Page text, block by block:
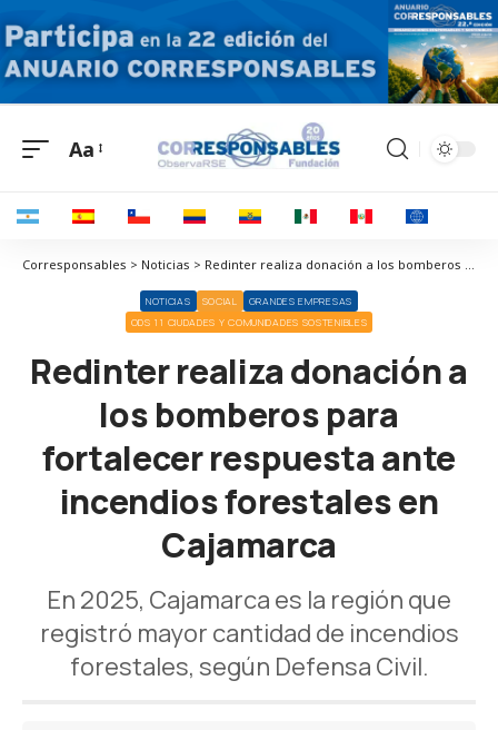
Aa
Corresponsables > Noticias > Redinter realiza donación a los bomberos para fortalecer respuesta ante incendios forestales en Cajamarca
NOTICIAS SOCIAL
GRANDES EMPRESAS
ODS 11 CIUDADES Y COMUNIDADES SOSTENIBLES
Redinter realiza donación a
los bomberos para
fortalecer respuesta ante
incendios forestales en
Cajamarca
En 2025, Cajamarca es la región que
registró mayor cantidad de incendios
forestales, según Defensa Civil.